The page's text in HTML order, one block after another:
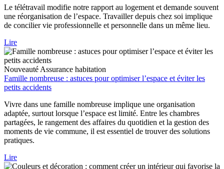
Le télétravail modifie notre rapport au logement et demande souvent
une réorganisation de l’espace. Travailler depuis chez soi implique
de concilier vie professionnelle et personnelle dans un même lieu.
Lire
Nouveauté Assurance habitation
Famille nombreuse : astuces pour optimiser l’espace et éviter les
petits accidents
Vivre dans une famille nombreuse implique une organisation
adaptée, surtout lorsque l’espace est limité. Entre les chambres
partagées, le rangement des affaires du quotidien et la gestion des
moments de vie commune, il est essentiel de trouver des solutions
pratiques.
Lire